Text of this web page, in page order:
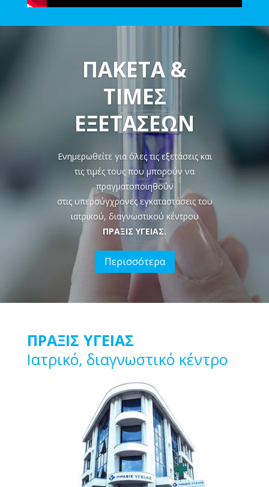
ΠΑΚΕΤΑ &
ΤΙΜΕΣ
ΕΞΕΤΑΣΕΩΝ
Ενημερωθείτε για όλες τις εξετάσεις και
τις τιμές τους που μπορούν να
πραγματοποιηθούν
στις υπερσύγχρονες εγκαταστάσεις του
ιατρικού, διαγνωστικού κέντρου
ΠΡΑΞΙΣ ΥΓΕΙΑΣ.
Περισσότερα
ΠΡΑΞΙΣ ΥΓΕΙΑΣ
Ιατρικό, διαγνωστικό κέντρο